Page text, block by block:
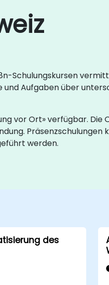
Schulungskursen
Aufgaben über
vor Ort» verfügbar.
werden.
des